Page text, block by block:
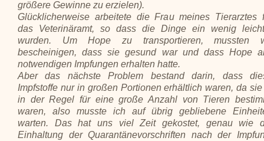
größere Gewinne zu erzielen).
Glücklicherweise arbeitete die Frau meines Tierarztes
das Veterinäramt, so dass die Dinge ein wenig
wurden. Um Hope zu transportieren, mussten
bescheinigen, dass sie gesund war und dass Hope
notwendigen Impfungen erhalten hatte.
Aber das nächste Problem bestand darin, dass
Impfstoffe nur in großen Portionen erhältlich waren, da
in der Regel für eine große Anzahl von Tieren
waren, also musste ich auf übrig gebliebene
warten. Das hat uns viel Zeit gekostet, genau wie
Einhaltung der Quarantänevorschriften nach der